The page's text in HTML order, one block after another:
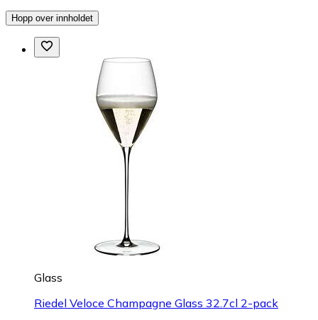
Hopp over innholdet
Glass
Riedel Veloce Champagne Glass 32.7cl 2-pack